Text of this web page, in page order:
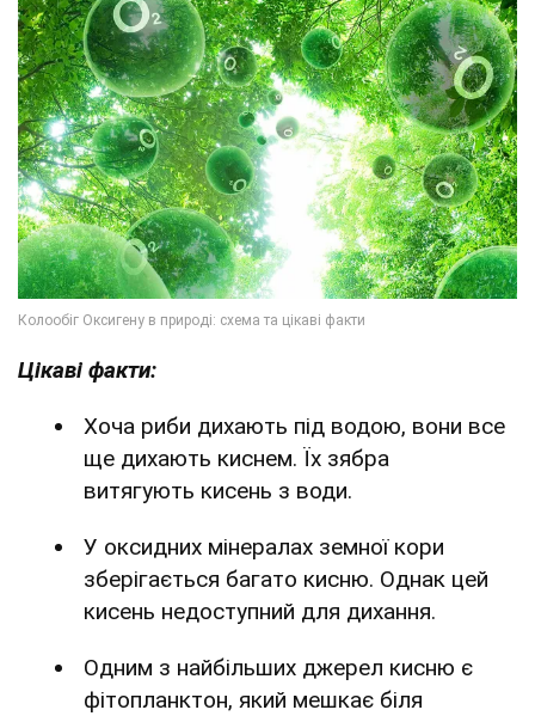
Цікаві факти:
Хоча риби дихають під водою, вони все
ще дихають киснем. Їх зябра
витягують кисень з води.
У оксидних мінералах земної кори
зберігається багато кисню. Однак цей
кисень недоступний для дихання.
Одним з найбільших джерел кисню є
фітопланктон, який мешкає біля